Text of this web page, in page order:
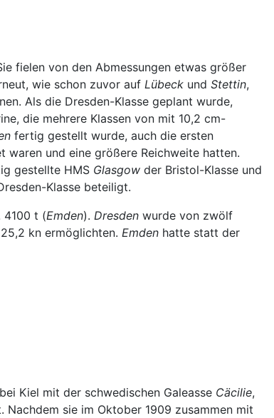
fielen von den Abmessungen etwas größer
wie schon zuvor auf Lübeck und Stettin,
Als die Dresden-Klasse geplant wurde,
die mehrere Klassen von mit 10,2 cm-
fertig gestellt wurde, auch die ersten
und eine größere Reichweite hatten.
gestellte HMS Glasgow der Bristol-Klasse und
Klasse beteiligt.
4100 t (Emden). Dresden wurde von zwölf
kn ermöglichten. Emden hatte statt der
Kiel mit der schwedischen Galeasse Cäcilie,
sie im Oktober 1909 zusammen mit